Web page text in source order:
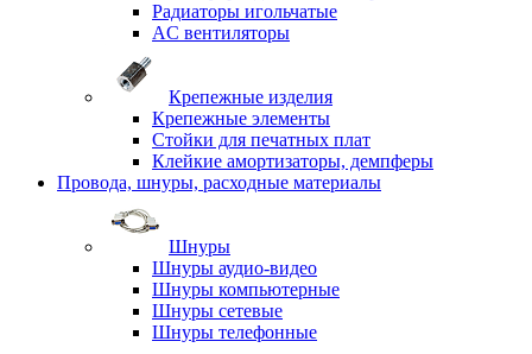
Радиаторы игольчатые
AC вентиляторы
Крепежные изделия
Крепежные элементы
Стойки для печатных плат
Клейкие амортизаторы, демпферы
Провода, шнуры, расходные материалы
Шнуры
Шнуры аудио-видео
Шнуры компьютерные
Шнуры сетевые
Шнуры телефонные